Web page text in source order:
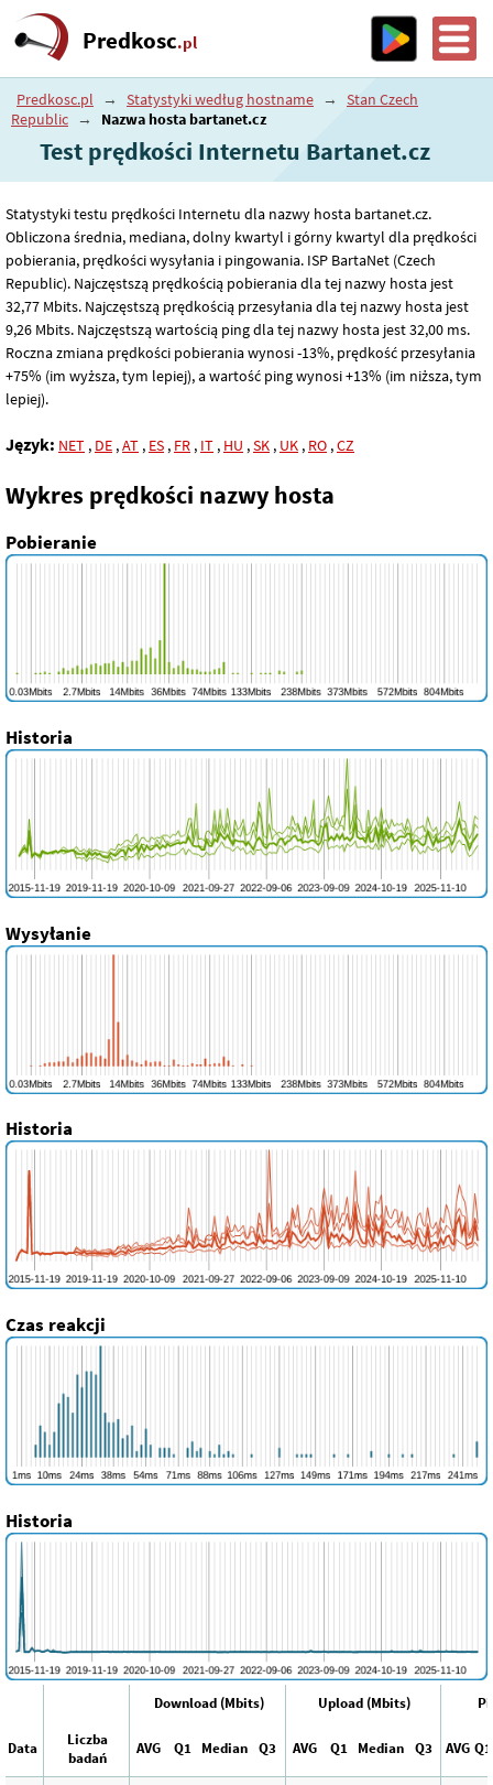
Predkosc.pl
Predkosc.pl → Statystyki według hostname →
Stan Czech
Republic → Nazwa hosta bartanet.cz
Test prędkości Internetu Bartanet.cz
Statystyki testu prędkości Internetu dla nazwy hosta bartanet.cz.
Obliczona średnia, mediana, dolny kwartyl i górny kwartyl dla prędkości
pobierania, prędkości wysyłania i pingowania. ISP BartaNet (Czech
Republic). Najczęstszą prędkością pobierania dla tej nazwy hosta jest
32,77 Mbits. Najczęstszą prędkością przesyłania dla tej nazwy hosta jest
9,26 Mbits. Najczęstszą wartością ping dla tej nazwy hosta jest 32,00 ms.
Roczna zmiana prędkości pobierania wynosi -13%, prędkość przesyłania
+75% (im wyższa, tym lepiej), a wartość ping wynosi +13% (im niższa, tym
lepiej).
Język: NET , DE ,AT , ES , FR , IT , HU ,SK , UK , RO ,CZ
Wykres prędkości nazwy hosta
Pobieranie
Historia
Wysyłanie
Historia
Czas reakcji
Historia
Download (Mbits) Upload (Mbits)
Data
Liczba
badań
AVG Q1 Median Q3 AVG Q1 Median Q3 AVG Q1